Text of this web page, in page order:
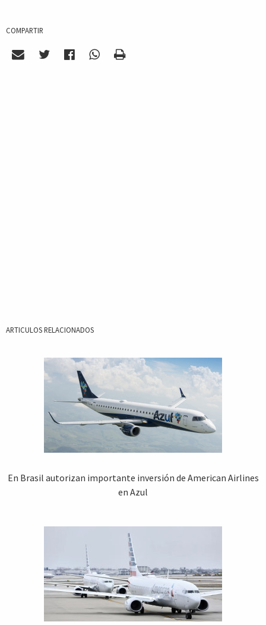
COMPARTIR
ARTICULOS RELACIONADOS
En Brasil autorizan importante inversión de American Airlines
en Azul